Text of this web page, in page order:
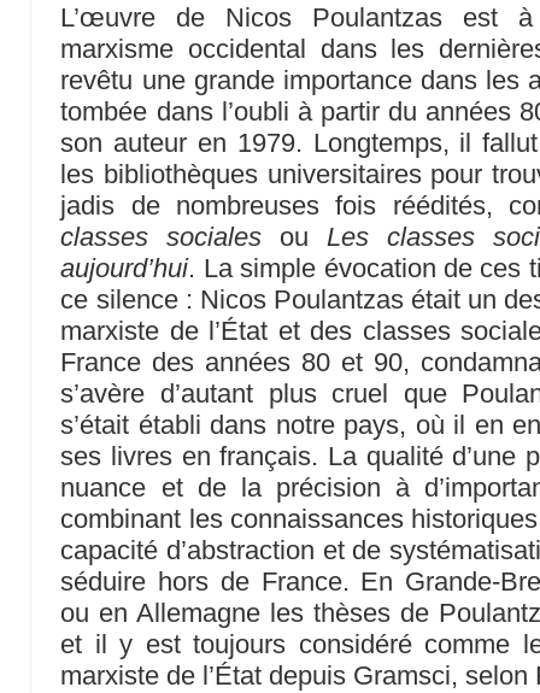
L’œuvre de Nicos Poulantzas est à
marxisme occidental dans les
revêtu une grande importance dans
tombée dans l’oubli à partir du années
son auteur en 1979. Longtemps, il
les bibliothèques universitaires pour
jadis de nombreuses fois réédités,
classes sociales ouLes classes
aujourd’hui. La simple évocation de ces
ce silence : Nicos Poulantzas était un
marxiste de l’État et des classes
France des années 80 et 90,
s’avère d’autant plus cruel que
s’était établi dans notre pays, où il en
ses livres en français. La qualité d’une
nuance et de la précision à
combinant les connaissances
capacité d’abstraction et de
séduire hors de France. En Grande-
ou en Allemagne les thèses de
et il y est toujours considéré comme
marxiste de l’État depuis Gramsci,